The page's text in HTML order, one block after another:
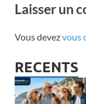
Laisser un
Vous devezvous
RECENTS